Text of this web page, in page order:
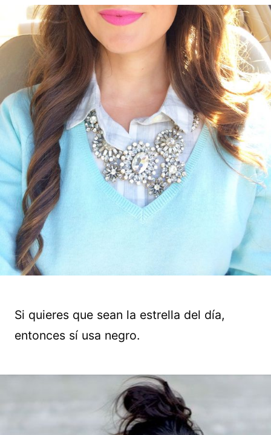
Si quieres que sean la estrella del día,
entonces sí usa negro.